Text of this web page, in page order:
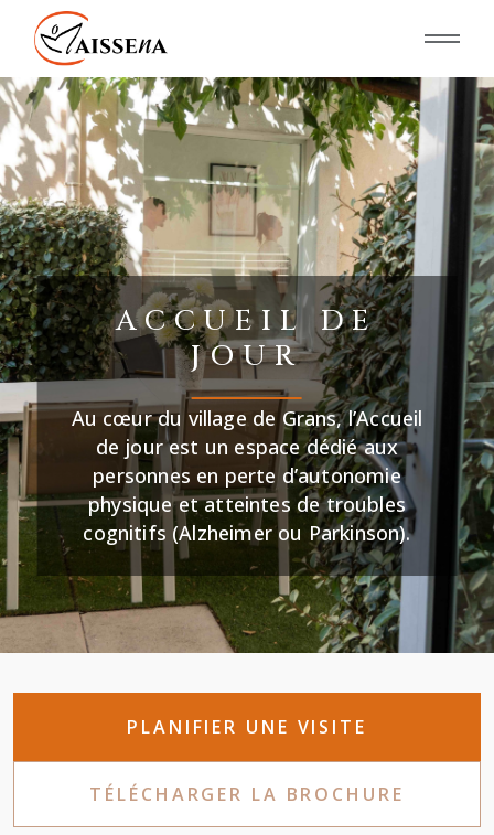
ACCUEIL DE
JOUR
Au cœur du village de Grans, l’Accueil
de jour est un espace dédié aux
personnes en perte d’autonomie
physique et atteintes de troubles
cognitifs (Alzheimer ou Parkinson).
PLANIFIER UNE VISITE
TÉLÉCHARGER LA BROCHURE